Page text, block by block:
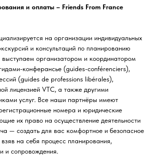
и оплаты – Friends From France
на организации индивидуальных
и консультаций по планированию
организатором и координатором
конферансье (guides-conférenciers),
(guides de professions libérales),
лицензией VTC, а также другими
услуг. Все наши партнёры имеют
номера и юридические
их право на осуществление деятельности
— создать для вас комфортное и безопасное
на себя процесс планирования,
и сопровождения.